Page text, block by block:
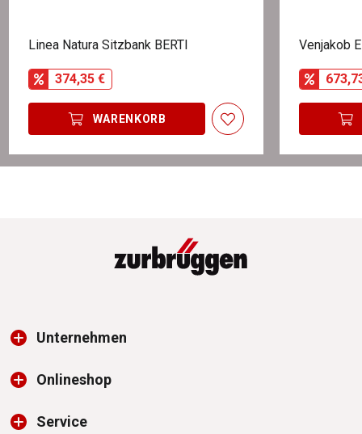
Linea Natura Sitzbank BERTI
374,35 €
WARENKORB
Venjakob
Unternehmen
Onlineshop
Service